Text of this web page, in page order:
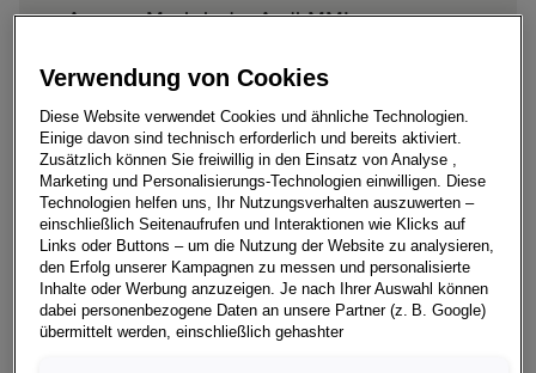
Amazon Music in das Audi-MMI
Fußball-WM 2018 immer am Ball
Audi-Fahrer hören ihre Lieblingsinterpreten im Auto
jetzt auch über Amazon Music. Der Streaming-Dienst
ist neuer Bestandteil der Audi connect-Services.
Damit treibt Audi die Digitalisierung seiner Autos
weiter voran und stellt das Nutzererlebnis in den
Verwendung von Cookies
Diese Website verwendet Cookies und ähnliche Technologien.
Einige davon sind technisch erforderlich und bereits aktiviert.
Zusätzlich können Sie freiwillig in den Einsatz von Analyse ,
Marketing und Personalisierungs-Technologien einwilligen. Diese
Technologien helfen uns, Ihr Nutzungsverhalten auszuwerten –
einschließlich Seitenaufrufen und Interaktionen wie Klicks auf
Links oder Buttons – um die Nutzung der Website zu analysieren,
den Erfolg unserer Kampagnen zu messen und personalisierte
Inhalte oder Werbung anzuzeigen. Je nach Ihrer Auswahl können
dabei personenbezogene Daten an unsere Partner (z. B. Google)
übermittelt werden, einschließlich gehashter